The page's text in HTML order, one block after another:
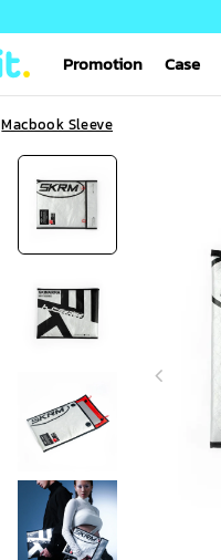
Promotion
Case
Macbook Sleeve